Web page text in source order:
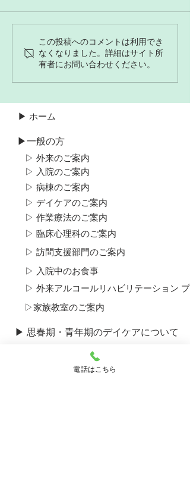
この投稿へのコメントは利用でき
なくなりました。詳細はサイト所
有者にお問い合わせください。
▶ ホーム
▶一般の方
▷ 外来のご案内
▷ 入院のご案内
▷ 病棟のご案内
▷ デイケアのご案内
▷ 作業療法のご案内
▷ 臨床心理科のご案内
▷ 訪問支援部門のご案内
▷ 入院中のお食事
▷ 外来アルコール​リハビリテーション プ
▷​家族教室のご案内
▷​思春期ユニットについて
▶ 思春期・青年期のデイケアについて
▶ 産後うつ外来のご案内
電話はこちら